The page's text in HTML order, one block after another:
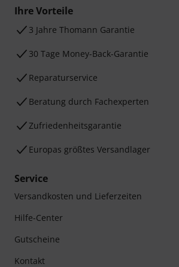
Ihre Vorteile
3 Jahre Thomann Garantie
30 Tage Money-Back-Garantie
Reparaturservice
Beratung durch Fachexperten
Zufriedenheitsgarantie
Europas größtes Versandlager
Service
Versandkosten und Lieferzeiten
Hilfe-Center
Gutscheine
Kontakt